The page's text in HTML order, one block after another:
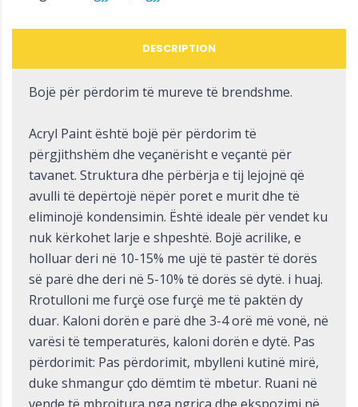
DESCRIPTION
Bojë për përdorim të mureve të brendshme.
Acryl Paint është bojë për përdorim të
përgjithshëm dhe veçanërisht e veçantë për
tavanet. Struktura dhe përbërja e tij lejojnë që
avulli të depërtojë nëpër poret e murit dhe të
eliminojë kondensimin. Është ideale për vendet ku
nuk kërkohet larje e shpeshtë. Bojë acrilike, e
holluar deri në 10-15% me ujë të pastër të dorës
së parë dhe deri në 5-10% të dorës së dytë. i huaj.
Rrotulloni me furçë ose furçë me të paktën dy
duar. Kaloni dorën e parë dhe 3-4 orë më vonë, në
varësi të temperaturës, kaloni dorën e dytë. Pas
përdorimit: Pas përdorimit, mbylleni kutinë mirë,
duke shmangur çdo dëmtim të mbetur. Ruani në